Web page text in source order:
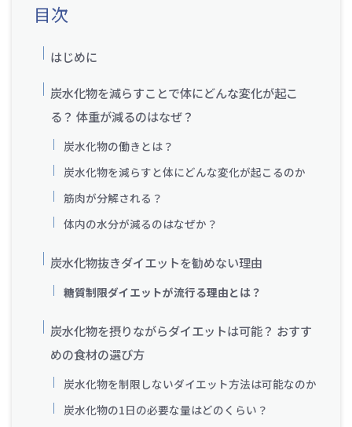
目次
はじめに
炭水化物を減らすことで体にどんな変化が起こ
る？ 体重が減るのはなぜ？
炭水化物の働きとは？
炭水化物を減らすと体にどんな変化が起こるのか
筋肉が分解される？
体内の水分が減るのはなぜか？
炭水化物抜きダイエットを勧めない理由
糖質制限ダイエットが流行る理由とは？
炭水化物を摂りながらダイエットは可能？ おすす
めの食材の選び方
炭水化物を制限しないダイエット方法は可能なのか
炭水化物の1日の必要な量はどのくらい？